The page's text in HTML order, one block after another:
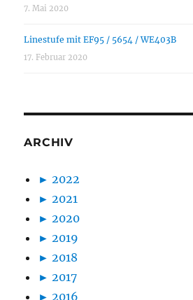
7. Mai 2020
Linestufe mit EF95 / 5654 / WE403B
17. Februar 2020
ARCHIV
►2022
►2021
►2020
►2019
►2018
►2017
►2016